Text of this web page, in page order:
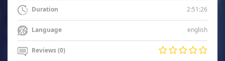
Duration 2:51:26
Language english
Reviews (0)